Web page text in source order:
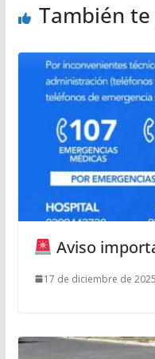
También
Aviso
17 de diciembre de 2025